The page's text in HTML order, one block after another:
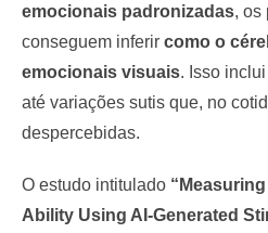
emocionais padronizadas, os
conseguem inferir como o
emocionais visuais. Isso
até variações sutis que, no
despercebidas.
O estudo intitulado
Ability Using AI-Generated